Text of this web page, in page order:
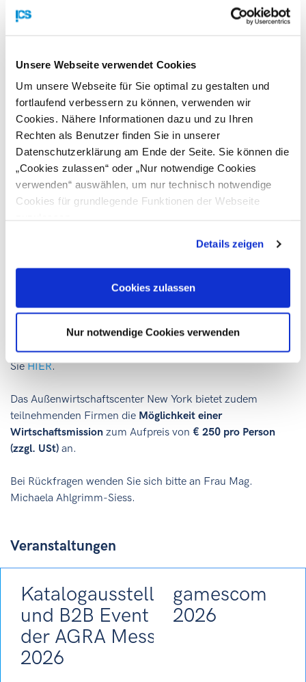
Unsere Webseite verwendet Cookies
Um unsere Webseite für Sie optimal zu gestalten und
fortlaufend verbessern zu können, verwenden wir
Cookies. Nähere Informationen dazu und zu Ihren
Rechten als Benutzer finden Sie in unserer
Datenschutzerklärung am Ende der Seite. Sie können die
„Cookies zulassen“ oder „Nur notwendige Cookies
verwenden“ auswählen, um nur technisch notwendige
Cookies für grundlegende Funktionen der Webseite
Details zeigen
Cookies zulassen
Nur notwendige Cookies verwenden
IT, Cyber-Security, Smart Peacekeeping
Wasser, Sanitär und Reinigung
Logistik & Transport
Bau & Engineering
Bitte beachten Sie, dass die Anmeldungen begrenzt sind
und nach dem Prinzip „First Come, First Serve“ ablaufen.
Kosten:
Der Teilnehmerbetrag ist bis zum 15. Februar:$850 pro
Seminargebühr in Höhe von USD 975 kann im Rahmen der
Internationalisierungsoffensive go-international mit bis zu
50 % gefördert werden. Nähere Informationen finden
SieHIER.
Das Außenwirtschaftscenter New York bietet zudem
teilnehmenden Firmen die Möglichkeit einer
Wirtschaftsmission zum Aufpreis von € 250 pro Person
(zzgl. USt) an.
Bei Rückfragen wenden Sie sich bitte an Frau Mag.
Michaela Ahlgrimm-Siess.
Veranstaltungen
Katalogausstellung
und B2B Event auf
der AGRA Messe
2026
gamescom
2026